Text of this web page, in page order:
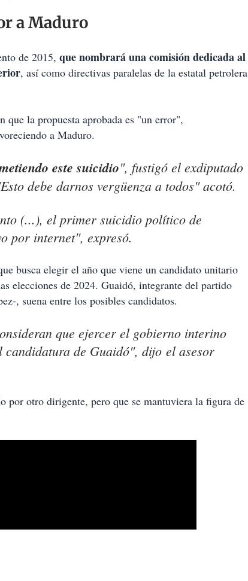
a Maduro
de 2015, que nombrará una comisión dedicada al
, así como directivas paralelas de la estatal petrolera
que la propuesta aprobada es "un error",
a Maduro.
este suicidio", fustigó el exdiputado
debe darnos vergüenza a todos" acotó.
(...), el primer suicidio político de
por internet", expresó.
busca elegir el año que viene un candidato unitario
elecciones de 2024. Guaidó, integrante del partido
, suena entre los posibles candidatos.
que ejercer el gobierno interino
candidatura de Guaidó", dijo el asesor
por otro dirigente, pero que se mantuviera la figura de